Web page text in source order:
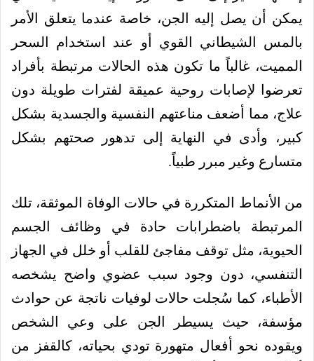
يمكن أن يصل إليه الجن، خاصة عندما يتعلق الأمر
بالمس الشيطاني القوي أو عند استخدام السحر
المميت، غالباً ما تكون هذه الحالات مرتبطة بأفراد
تعرضوا لإصابات روحية عميقة لفترات طويلة دون
علاج، مما أضعف مناعتهم النفسية والجسدية بشكل
كبير، وأدى في النهاية إلى تدهور صحتهم بشكل
متسارع وغير مبرر طبياً.
من الأنماط المتكررة في حالات الوفاة الموثقة، تلك
المرتبطة باضطرابات حادة في وظائف الجسم
الحيوية، مثل توقف مفاجئ للقلب أو خلل في الجهاز
التنفسي، دون وجود سبب عضوي واضح يشخصه
الأطباء، كما سُجلت حالات لوفيات ناتجة عن حوادث
مؤسفة، حيث يسيطر الجن على وعي الشخص
ويقوده نحو أفعال متهورة تودي بحياته، كالقفز من